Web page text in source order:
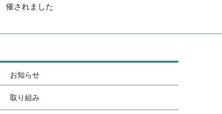
お知らせ
取り組み
催されました